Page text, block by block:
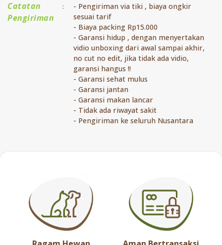
Catatan
Pengiriman
:
- Pengiriman via tiki , biaya ongkir
sesuai tarif
- Biaya packing Rp15.000
- Garansi hidup , dengan menyertakan
vidio unboxing dari awal sampai akhir,
no cut no edit, jika tidak ada vidio,
garansi hangus !!
- Garansi sehat mulus
- Garansi jantan
- Garansi makan lancar
- Tidak ada riwayat sakit
- Pengiriman ke seluruh Nusantara